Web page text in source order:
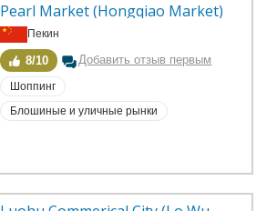
Pearl Market (Hongqiao Market)
Пекин
8/10 Добавить отзыв первым
Шоппинг
Блошиные и уличные рынки